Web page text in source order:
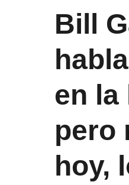
Bill
en la
pero
hoy,